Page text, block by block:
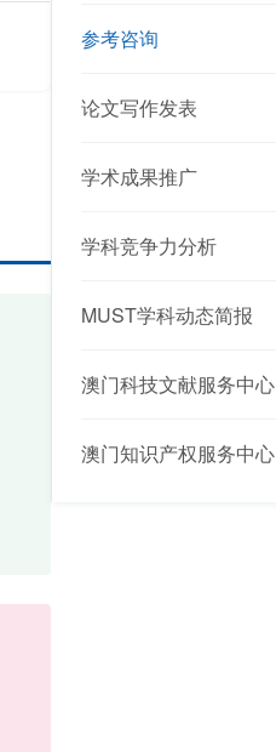
参考咨询
论文写作发表
学术成果推广
学科竞争力分析
MUST学科动态简报
澳门科技文献服务中心
澳门知识产权服务中心